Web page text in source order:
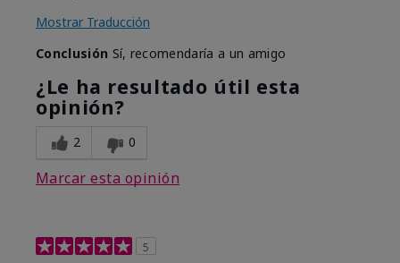
Mostrar Traducción
Conclusión Sí, recomendaría a un amigo
¿Le ha resultado útil esta
opinión?
2 0
Marcar esta opinión
5